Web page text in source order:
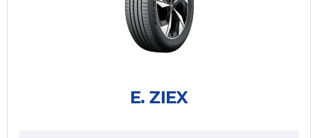
E. ZIEX